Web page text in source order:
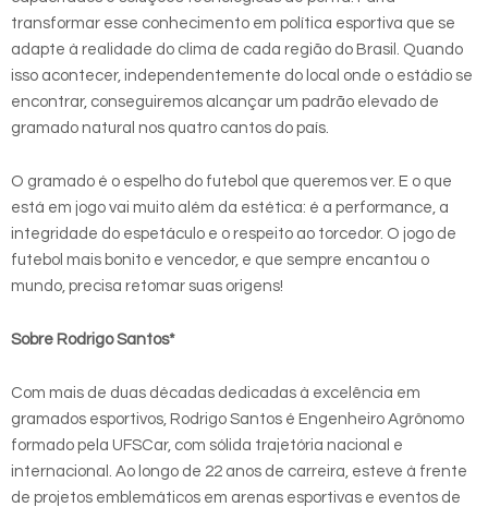
transformar esse conhecimento em política esportiva que se
adapte à realidade do clima de cada região do Brasil. Quando
isso acontecer, independentemente do local onde o estádio se
encontrar, conseguiremos alcançar um padrão elevado de
gramado natural nos quatro cantos do país.
O gramado é o espelho do futebol que queremos ver. E o que
está em jogo vai muito além da estética: é a performance, a
integridade do espetáculo e o respeito ao torcedor. O jogo de
futebol mais bonito e vencedor, e que sempre encantou o
mundo, precisa retomar suas origens!
Sobre Rodrigo Santos*
Com mais de duas décadas dedicadas à excelência em
gramados esportivos, Rodrigo Santos é Engenheiro Agrônomo
formado pela UFSCar, com sólida trajetória nacional e
internacional. Ao longo de 22 anos de carreira, esteve à frente
de projetos emblemáticos em arenas esportivas e eventos de